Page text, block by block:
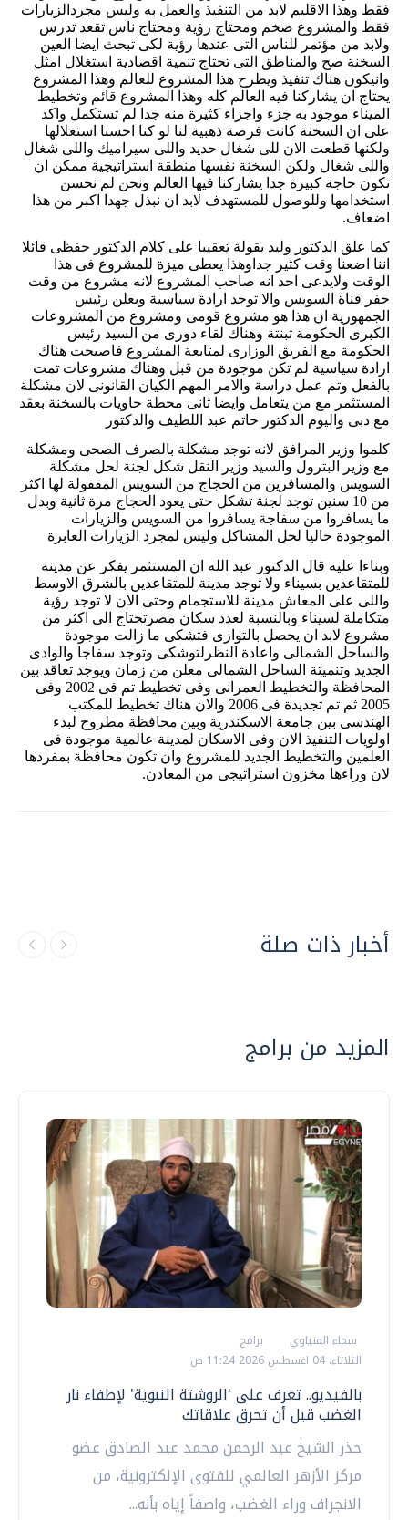
فقط وهذا الاقليم لابد من التنفيذ والعمل به وليس مجردالزيارات
فقط والمشروع ضخم ومحتاج رؤية ومحتاج ناس تقعد تدرس
ولابد من مؤتمر للناس التى عندها رؤية لكى تبحث ايضا العين
السخنة صح والمناطق التى تحتاج تنمية اقصادية استغلال امثل
وانيكون هناك تنفيذ ويطرح هذا المشروع للعالم وهذا المشروع
يحتاج ان يشاركنا فيه العالم كله وهذا المشروع قائم وتخطيط
الميناء موجود به جزء واجزاء كثيرة منه جدا لم تستكمل واكد
على ان السخنة كانت فرصة ذهبية لنا لو كنا احسنا استغلالها
ولكنها قطعت الان للى شغال حديد واللى سيراميك واللى شغال
واللى شغال ولكن السخنة نفسها منطقة استراتيجية ممكن ان
تكون حاجة كبيرة جدا يشاركنا فيها العالم ونحن لم نحسن
استخدامها وللوصول للمستهدف لابد ان نبذل جهدا اكبر من هذا
اضعاف.
كما علق الدكتور وليد بقولة تعقيبا على كلام الدكتور حفظى قائلا
اننا اضعنا وقت كثير جداوهذا يعطى ميزة للمشروع فى هذا
الوقت ولايدعى احد انه صاحب المشروع لانه مشروع من وقت
حفر قناة السويس والا توجد ارادة سياسية ويعلن رئيس
الجمهورية ان هذا هو مشروع قومى ومشروع من المشروعات
الكبرى الحكومة تبنتة وهناك لقاء دورى من السيد رئيس
الحكومة مع الفريق الوزارى لمتابعة المشروع فاصبحت هناك
ارادة سياسية لم تكن موجودة من قبل وهناك مشروعات تمت
بالفعل وتم عمل دراسة والامر المهم الكيان القانونى لان مشكلة
المستثمر مع من يتعامل وايضا ثانى محطة حاويات بالسخنة بعقد
مع دبى واليوم الدكتور حاتم عبد اللطيف والدكتور
كلموا وزير المرافق لانه توجد مشكلة بالصرف الصحى ومشكلة
مع وزير البترول والسيد وزير النقل شكل لجنة لحل مشكلة
السويس والمسافرين من الحجاج من السويس المقفولة لها اكثر
من 10 سنين توجد لجنة تشكل حتى يعود الحجاج مرة ثانية وبدل
ما يسافروا من سفاجة يسافروا من السويس والزيارات
الموجودة حاليا لحل المشاكل وليس لمجرد الزيارات العابرة
وبناءا عليه قال الدكتور عبد الله ان المستثمر يفكر عن مدينة
للمتقاعدين بسيناء ولا توجد مدينة للمتقاعدين بالشرق الاوسط
واللى على المعاش مدينة للاستجمام وحتى الان لا توجد رؤية
متكاملة لسيناء وبالنسبة لعدد سكان مصرتحتاج الى اكثر من
مشروع لابد ان يحصل بالتوازى فتشكى ما زالت موجودة
والساحل الشمالى واعادة النظرلتوشكى وتوجد سفاجا والوادى
الجديد وتنميتة الساحل الشمالى معلن من زمان ويوجد تعاقد بين
المحافظة والتخطيط العمرانى وفى تخطيط تم فى 2002 وفى
2005 ثم تم تجديدة فى 2006 والان هناك تخطيط للمكتب
الهندسى بين جامعة الاسكندرية وبين محافظة مطروح لبدء
اولويات التنفيذ الان وفى الاسكان لمدينة عالمية موجودة فى
العلمين والتخطيط الجديد للمشروع وان تكون محافظة بمفردها
لان وراءها مخزون استراتيجى من المعادن.
أخبار ذات صلة
المزيد من برامج
سماء المنياوي
برامج
الثلاثاء، 04 اغسطس 2026 11:24 ص
بالفيديو.. تعرف على 'الروشتة النبوية' لإطفاء نار
الغضب قبل أن تحرق علاقاتك
حذر الشيخ عبد الرحمن محمد عبد الصادق عضو
مركز الأزهر العالمي للفتوى الإلكترونية، من
الانجراف وراء الغضب، واصفاً إياه بأنه...